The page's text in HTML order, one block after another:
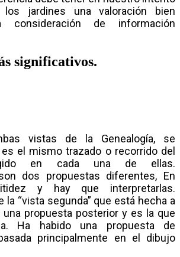
los jardines una valoración bien
de información
significativos.
vistas de la Genealogía, se
el mismo trazado o recorrido del
en cada una de ellas.
dos propuestas diferentes, En
y hay que interpretarlas.
la “vista segunda” que está hecha a
una propuesta posterior y es la que
Ha habido una propuesta de
principalmente en el dibujo